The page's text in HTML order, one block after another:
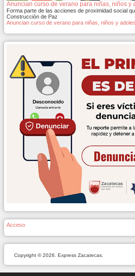
Anuncian curso de verano para niñas, niños y
Forma parte de las acciones de proximidad social
Construcción de Paz
Anuncian curso de verano para niñas, niños y
Acceso
Copyright © 2026. Express Zacatecas.